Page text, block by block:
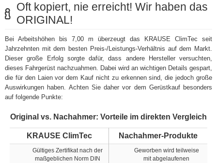
Oft kopiert, nie erreicht! Wir haben das
ORIGINAL!
Bei Arbeitshöhen bis 7,00 m überzeugt das KRAUSE ClimTec seit
Jahrzehnten mit dem besten Preis-/Leistungs-Verhältnis auf dem Markt.
Dieser große Erfolg sorgte dafür, dass andere Hersteller versuchten,
dieses Fahrgerüst nachzuahmen. Dabei wird an wichtigen Details gespart,
die für den Laien vor dem Kauf nicht zu erkennen sind, die jedoch große
Auswirkungen haben. Achten Sie daher vor dem Gerüstkauf besonders
auf folgende Punkte:
Original vs. Nachahmer: Vorteile im direkten Vergleich
KRAUSE ClimTec Nachahmer-Produkte
Gültiges Zertifikat nach der
maßgeblichen Norm DIN
Geworben wird teilweise
mit abgelaufenen